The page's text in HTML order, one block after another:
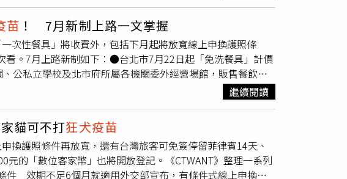
31日，雙方仍在協商責任承擔與書面協議內容，園方堅稱會
衍生的支出。
+心絲蟲，但就是不太想打狂犬病，醫生其實也不是很建議這
植入晶片的飼主就沒事了」、「一輩子住在市區的狗得到狂
鼬獾，取名叫狂犬病真的有夠奇妙」。依照現行規定，犬貓
打，可依《動物傳染病防治條例》第13條裁罰新台幣3萬元至
若仍強制施打，罰款過重且缺乏彈性。針對爭議，農業部動
將放寬規定。未接觸戶外環境、完全飼養於室內，且外出必
病疫苗。不過所有犬隻及自由出入戶外的貓咪，仍須每年定期
苗 ！ 7月新制上路一文掌握
次性餐具」將收費外，包括下月起將放寬線上申換護照條
看。7月上路新制如下：●台北市7月22日起「免洗餐具」計價
公私立學校及北市府所屬各機關委外經營場館，販售餐飲時
低於1元，列管場所約280處。●放寬線上申換護照條件外交
寬申請對象，包括在台設有戶籍的成年人；現持護照已逾期，
個人資料記載事項，以上3項條件均須符合即適用。●現役軍
全的感謝，自7月1日起，現役軍人搭乘華航、長榮、星宇、
出示軍人身分證，可享有「優先登機」禮遇。●赴菲律賓
事處宣布，自7月1日起，持台灣護照以「觀光旅遊」為目的
繼續閱讀
貓可不打狂犬疫苗
換護照條件再放寬，還有台灣旅客可免簽停留菲律賓14天、
的「數位客家幣」也將開放登記。《CTWANT》整理一系列
效期不足6個月就適用外交部宣布，有條件式線上申換護